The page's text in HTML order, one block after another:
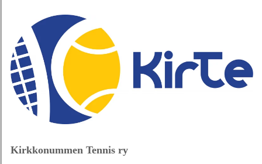
Kirkkonummen Tennis ry